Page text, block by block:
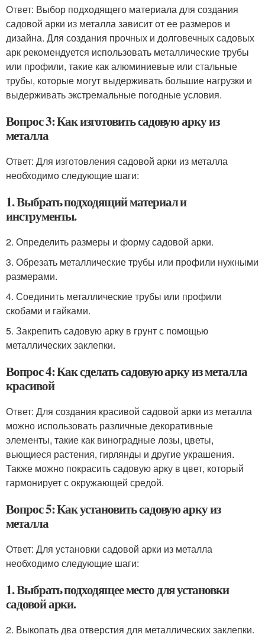
Ответ: Выбор подходящего материала для создания
садовой арки из металла зависит от ее размеров и
дизайна. Для создания прочных и долговечных садовых
арк рекомендуется использовать металлические трубы
или профили, такие как алюминиевые или стальные
трубы, которые могут выдерживать большие нагрузки и
выдерживать экстремальные погодные условия.
Вопрос 3: Как изготовить садовую арку из
металла
Ответ: Для изготовления садовой арки из металла
необходимо следующие шаги:
1. Выбрать подходящий материал и
инструменты.
2. Определить размеры и форму садовой арки.
3. Обрезать металлические трубы или профили нужными
размерами.
4. Соединить металлические трубы или профили
скобами и гайками.
5. Закрепить садовую арку в грунт с помощью
металлических заклепки.
Вопрос 4: Как сделать садовую арку из металла
красивой
Ответ: Для создания красивой садовой арки из металла
можно использовать различные декоративные
элементы, такие как виноградные лозы, цветы,
вьющиеся растения, гирлянды и другие украшения.
Также можно покрасить садовую арку в цвет, который
гармонирует с окружающей средой.
Вопрос 5: Как установить садовую арку из
металла
Ответ: Для установки садовой арки из металла
необходимо следующие шаги:
1. Выбрать подходящее место для установки
садовой арки.
2. Выкопать два отверстия для металлических заклепки.